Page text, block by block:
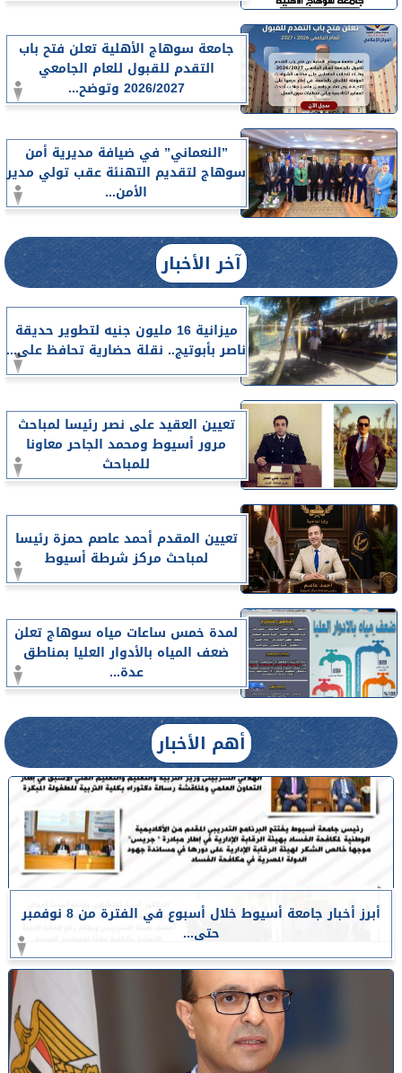
جامعة سوهاج الأهلية تعلن فتح باب
التقدم للقبول للعام الجامعي
2026/2027 وتوضح...
”النعماني” في ضيافة مديرية أمن
سوهاج لتقديم التهنئة عقب تولي مدير
الأمن...
آخر الأخبار
ميزانية 16 مليون جنيه لتطوير حديقة
ناصر بأبوتيج.. نقلة حضارية تحافظ على...
تعيين العقيد على نصر رئيسا لمباحث
مرور أسيوط ومحمد الجاحر معاونا
للمباحث
تعيين المقدم أحمد عاصم حمزة رئيسا
لمباحث مركز شرطة أسيوط
لمدة خمس ساعات مياه سوهاج تعلن
ضعف المياه بالأدوار العليا بمناطق
عدة...
أهم الأخبار
أبرز أخبار جامعة أسيوط خلال أسبوع في الفترة من 8 نوفمبر
حتى...